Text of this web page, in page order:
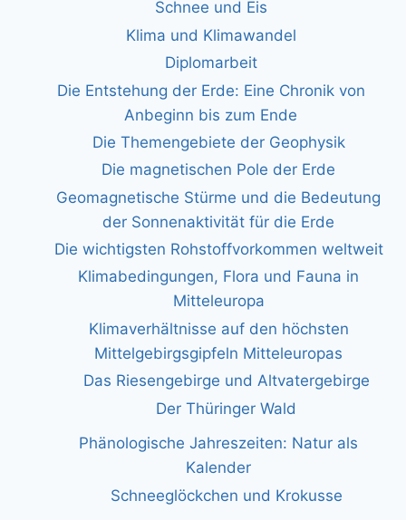
Schnee und Eis
Klima und Klimawandel
Diplomarbeit
Die Entstehung der Erde: Eine Chronik von
Anbeginn bis zum Ende
Die Themengebiete der Geophysik
Die magnetischen Pole der Erde
Geomagnetische Stürme und die Bedeutung
der Sonnenaktivität für die Erde
Die wichtigsten Rohstoffvorkommen weltweit
Klimabedingungen, Flora und Fauna in
Mitteleuropa
Klimaverhältnisse auf den höchsten
Mittelgebirgsgipfeln Mitteleuropas
Das Riesengebirge und Altvatergebirge
Der Thüringer Wald
Phänologische Jahreszeiten: Natur als
Kalender
Schneeglöckchen und Krokusse